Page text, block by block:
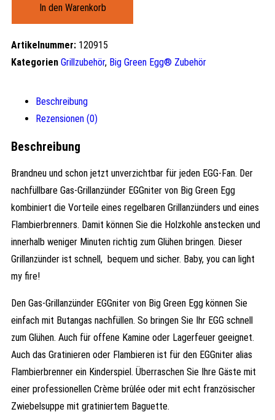
In den Warenkorb
Artikelnummer: 120915
Kategorien Grillzubehör, Big Green Egg® Zubehör
Beschreibung
Rezensionen (0)
Beschreibung
Brandneu und schon jetzt unverzichtbar für jeden EGG-Fan. Der
nachfüllbare Gas-Grillanzünder EGGniter von Big Green Egg
kombiniert die Vorteile eines regelbaren Grillanzünders und eines
Flambierbrenners. Damit können Sie die Holzkohle anstecken und
innerhalb weniger Minuten richtig zum Glühen bringen. Dieser
Grillanzünder ist schnell, bequem und sicher. Baby, you can light
my fire!
Den Gas-Grillanzünder EGGniter von Big Green Egg können Sie
einfach mit Butangas nachfüllen. So bringen Sie Ihr EGG schnell
zum Glühen. Auch für offene Kamine oder Lagerfeuer geeignet.
Auch das Gratinieren oder Flambieren ist für den EGGniter alias
Flambierbrenner ein Kinderspiel. Überraschen Sie Ihre Gäste mit
einer professionellen Crème brûlée oder mit echt französischer
Zwiebelsuppe mit gratiniertem Baguette.